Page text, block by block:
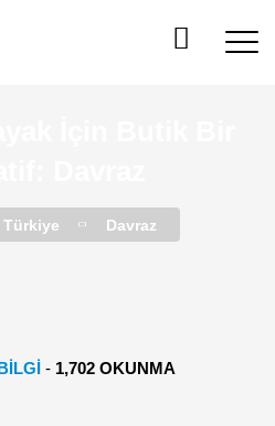
Türkiye Davraz
- 1,702 OKUNMA